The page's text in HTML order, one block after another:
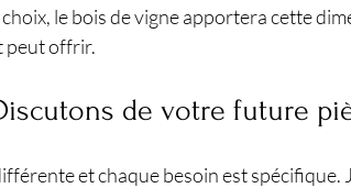
le bois de vigne apportera cette
peut offrir.
de votre future
et chaque besoin est spécifique.